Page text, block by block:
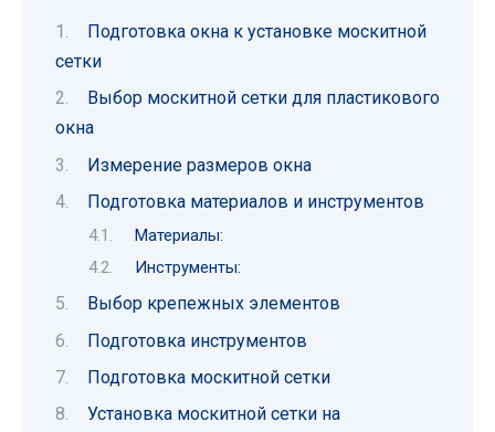
Подготовка окна к установке москитной
сетки
Выбор москитной сетки для пластикового
окна
Измерение размеров окна
Подготовка материалов и инструментов
Материалы:
Инструменты:
Выбор крепежных элементов
Подготовка инструментов
Подготовка москитной сетки
Установка москитной сетки на